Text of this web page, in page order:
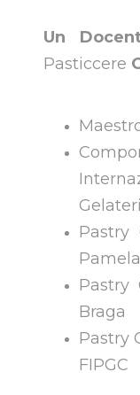
Un
Pasticcere
Pastry
Pastry
Braga
Pastry
FIPGC